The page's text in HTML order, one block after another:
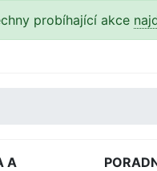
probíhající akce
A